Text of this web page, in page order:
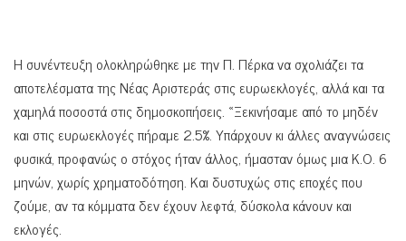
Η συνέντευξη ολοκληρώθηκε με την Π. Πέρκα να σχολιάζει τα
αποτελέσματα της Νέας Αριστεράς στις ευρωεκλογές, αλλά και τα
χαμηλά ποσοστά στις δημοσκοπήσεις. «Ξεκινήσαμε από το μηδέν
και στις ευρωεκλογές πήραμε 2.5%. Υπάρχουν κι άλλες αναγνώσεις
φυσικά, προφανώς ο στόχος ήταν άλλος, ήμασταν όμως μια Κ.Ο. 6
μηνών, χωρίς χρηματοδότηση. Και δυστυχώς στις εποχές που
ζούμε, αν τα κόμματα δεν έχουν λεφτά, δύσκολα κάνουν και
εκλογές.